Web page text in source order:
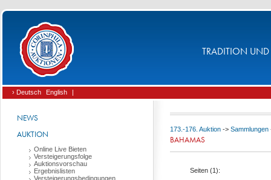
TRADITION UND
› Deutsch English |
NEWS
AUKTION
Online Live Bieten
Versteigerungsfolge
Auktionsvorschau
Ergebnislisten
Versteigerungsbedingungen
173.-176. Auktion -> Sammlungen
BAHAMAS
Seiten (1):